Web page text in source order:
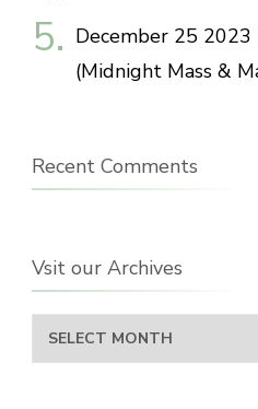
December 25 2023
(Midnight Mass &
Recent Comments
Vsit our Archives
Vsit
our